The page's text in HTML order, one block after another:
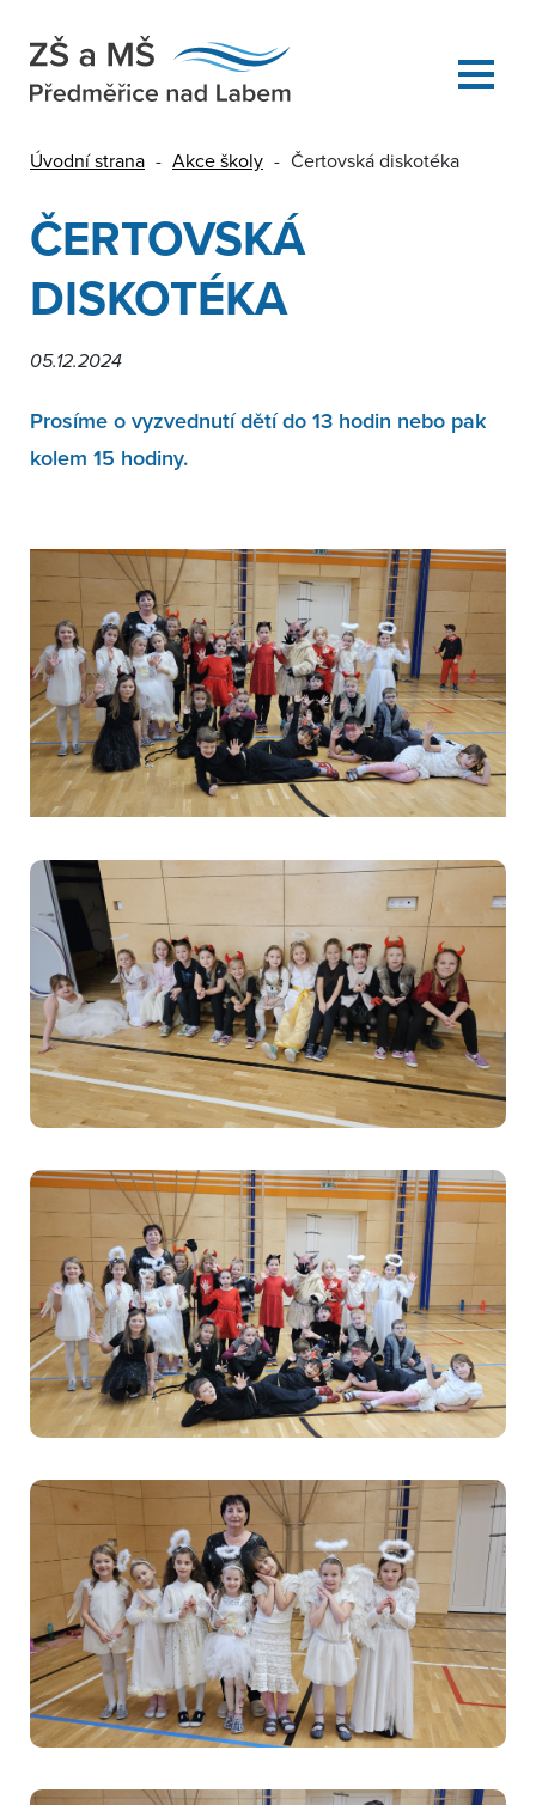
Úvodní strana - Akce školy - Čertovská diskotéka
ČERTOVSKÁ
DISKOTÉKA
05.12.2024
Prosíme o vyzvednutí dětí do 13 hodin nebo pak
kolem 15 hodiny.